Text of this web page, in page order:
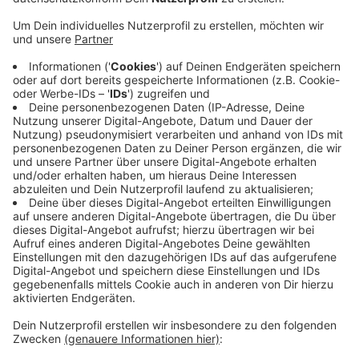
Beim Siegener Open Air Kino am Oberen Schloss
Filme über die Leinwand. Gestern fand die letzte
Vorstellung statt. Die Bilanz der Organisatoren fällt in
diesem Jahr gemischt aus. Wegen des Wetters
mussten dieses Mal so viele Filme ausfallen wie noch
nie. Das sagt Organisator Martin Horne. Wegen Corona
seien die Menschen zusätzlich vorsichtig gewesen.
Trotzdem sind die Veranstalter zufrieden. Die
Besucher und Filmfans seien froh und glücklich
gewesen, dass in diesem Jahr wieder Open Air-Kino
möglich gewesen sei, so Horne gegenüber Radio
Siegen.
Anzeige